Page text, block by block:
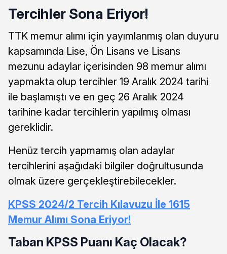
Tercihler Sona Eriyor!
TTK memur alımı için yayımlanmış olan duyuru
kapsamında Lise, Ön Lisans ve Lisans
mezunu adaylar içerisinden 98 memur alımı
yapmakta olup tercihler 19 Aralık 2024 tarihi
ile başlamıştı ve en geç 26 Aralık 2024
tarihine kadar tercihlerin yapılmış olması
gereklidir.
Henüz tercih yapmamış olan adaylar
tercihlerini aşağıdaki bilgiler doğrultusunda
olmak üzere gerçekleştirebilecekler.
KPSS 2024/2 Tercih Kılavuzu İle 1615
Memur Alımı Sona Eriyor!
Taban KPSS Puanı Kaç Olacak?